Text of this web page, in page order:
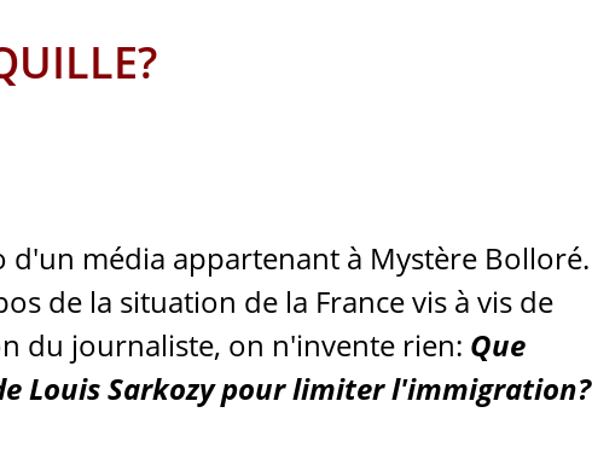
d'un média appartenant à Mystère Bolloré.
de la situation de la France vis à vis de
du journaliste, on n'invente rien: Que
Louis Sarkozy pour limiter l'immigration?